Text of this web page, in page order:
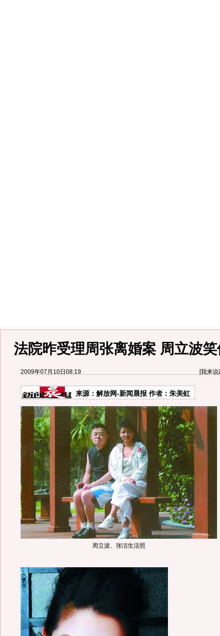
法院昨受理周张离婚案 周立波
2009年07月10日08:19 [我来说
来源： 解放网-新闻晨报作者：朱美虹
周立波、张洁生活照